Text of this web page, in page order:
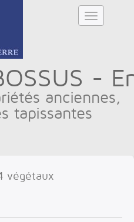
-
anciennes,
tapissantes
végétaux